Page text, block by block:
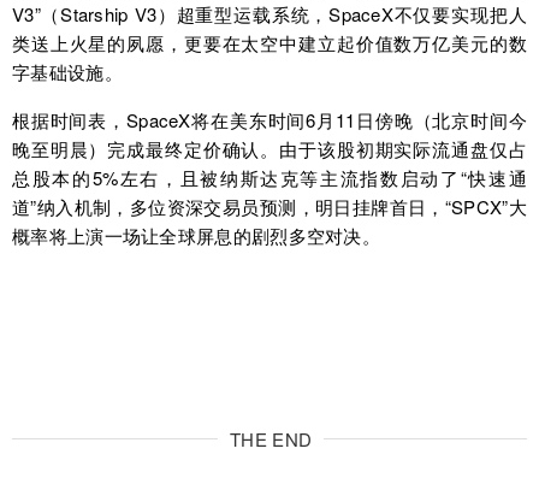
V3”（Starship V3）超重型运载系统，SpaceX不仅要实现把人
类送上火星的夙愿，更要在太空中建立起价值数万亿美元的数
字基础设施。
根据时间表，SpaceX将在美东时间6月11日傍晚（北京时间今
晚至明晨）完成最终定价确认。由于该股初期实际流通盘仅占
总股本的5%左右，且被纳斯达克等主流指数启动了“快速通
道”纳入机制，多位资深交易员预测，明日挂牌首日，“SPCX”大
概率将上演一场让全球屏息的剧烈多空对决。
THE END